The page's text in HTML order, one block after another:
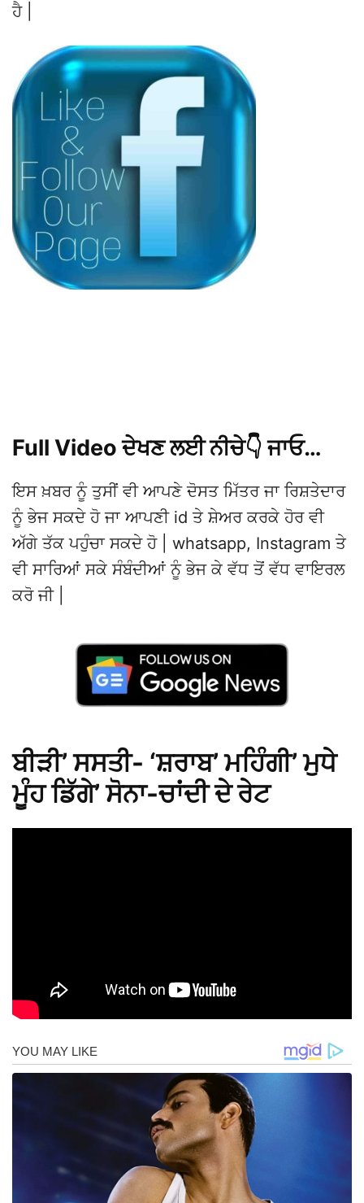
ਹੈ |
Full Video ਦੇਖਣ ਲਈ ਨੀਚੇ👇 ਜਾਓ…
ਇਸ ਖ਼ਬਰ ਨੂੰ ਤੁਸੀਂ ਵੀ ਆਪਣੇ ਦੋਸਤ ਮਿੱਤਰ ਜਾ ਰਿਸ਼ਤੇਦਾਰ
ਨੂੰ ਭੇਜ ਸਕਦੇ ਹੋ ਜਾ ਆਪਣੀ id ਤੇ ਸ਼ੇਅਰ ਕਰਕੇ ਹੋਰ ਵੀ
ਅੱਗੇ ਤੱਕ ਪਹੁੰਚਾ ਸਕਦੇ ਹੋ | whatsapp, Instagram ਤੇ
ਵੀ ਸਾਰਿਆਂ ਸਕੇ ਸੰਬੰਦੀਆਂ ਨੂੰ ਭੇਜ ਕੇ ਵੱਧ ਤੋਂ ਵੱਧ ਵਾਇਰਲ
ਕਰੋ ਜੀ |
ਬੀੜੀ’ ਸਸਤੀ- ‘ਸ਼ਰਾਬ’ ਮਹਿੰਗੀ’ ਮੁਧੇ
ਮੂੰਹ ਡਿੱਗੇ’ ਸੋਨਾ-ਚਾਂਦੀ ਦੇ ਰੇਟ